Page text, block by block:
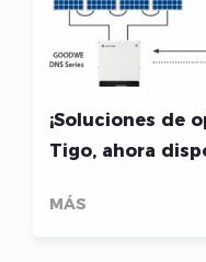
¡Soluciones de
Tigo, ahora
MÁS